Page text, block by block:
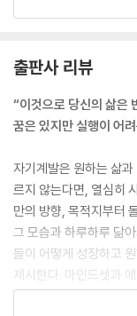
04 내가 발견한 최고의
05 AI 시대에 가장 중요
첫 번째 능력, 주체성 |
〈column〉 자존감을 높
· 에필로그 - 나는 당신
· 감사의 말
지고 만다. 이때의 회복
--- 「인생을 바꾸는 5가
왜 똑같은 강의를 듣고
“땅이 단단하지 않아서.”
자기계발 능력은 ‘땅’이
이 단단하지 않다면 그
하지 않으면 돈도 잘 벌
워나갈 수도 없다. 내가
문이다. 마인드가 그대
--- 「마음의 문제는 대
출판사 리뷰
“이것으로 당신의 삶은
꿈은 있지만 실행이 어
자기계발은 원하는 삶
르지 않는다면, 열심히
만의 방향, 목적지부터
그 모습과 하루하루 닮
들이 어떻게 성장하고
제시한다. 마인드셋과
는, 자기계발의 지도가